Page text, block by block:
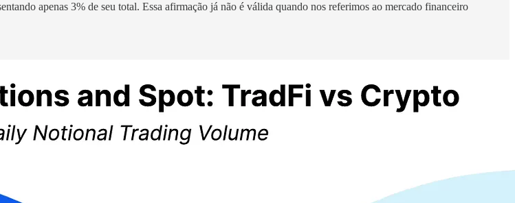
apenas 3% de seu total. Essa afirmação já não é válida quando nos referimos ao mercado financeiro